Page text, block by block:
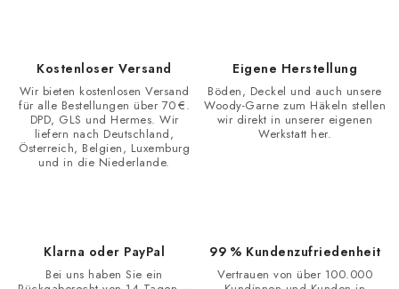
Kostenloser Versand
Wir bieten kostenlosen Versand
für alle Bestellungen über 70 €.
DPD, GLS und Hermes. Wir
liefern nach Deutschland,
Österreich, Belgien, Luxemburg
und in die Niederlande.
Eigene Herstellung
Böden, Deckel und auch unsere
Woody-Garne zum Häkeln stellen
wir direkt in unserer eigenen
Werkstatt her.
Klarna oder PayPal
Bei uns haben Sie ein
99 % Kundenzufriedenheit
Vertrauen von über 100.000